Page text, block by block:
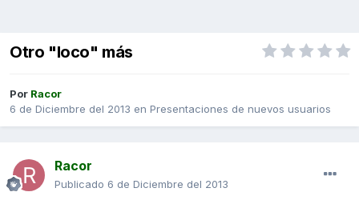
Otro "loco" más
Por Racor
6 de Diciembre del 2013 en Presentaciones de nuevos usuarios
Racor
Publicado 6 de Diciembre del 2013